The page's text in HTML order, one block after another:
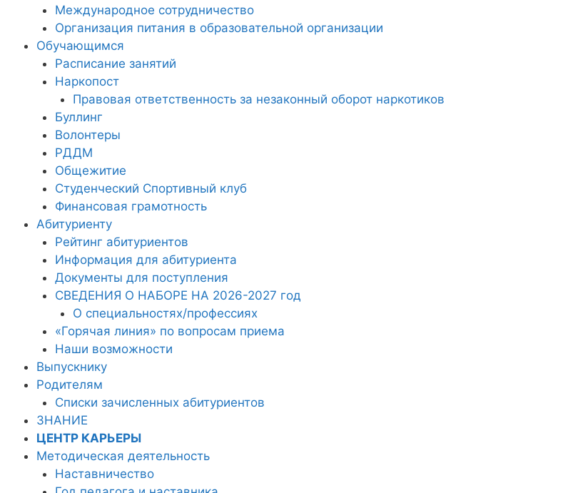
Международное сотрудничество
Организация питания в образовательной организации
Обучающимся
Расписание занятий
Наркопост
Правовая ответственность за незаконный оборот наркотиков
Буллинг
Волонтеры
РДДМ
Общежитие
Студенческий Спортивный клуб
Финансовая грамотность
Абитуриенту
Рейтинг абитуриентов
Информация для абитуриента
Документы для поступления
СВЕДЕНИЯ О НАБОРЕ НА 2026-2027 год
О специальностях/профессиях
«Горячая линия» по вопросам приема
Наши возможности
Выпускнику
Родителям
Списки зачисленных абитуриентов
ЗНАНИЕ
ЦЕНТР КАРЬЕРЫ
Методическая деятельность
Наставничество